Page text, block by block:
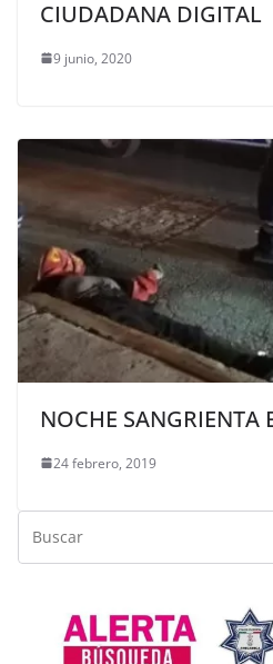
CIUDADANA DIGITAL
9 junio, 2020
NOCHE SANGRIENTA
24 febrero, 2019